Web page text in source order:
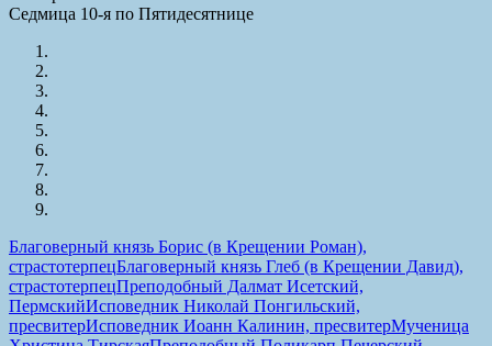
Седмица 10-я по Пятидесятнице
Благоверный князь Борис (в Крещении Роман),
страстотерпецБлаговерный князь Глеб (в Крещении Давид),
страстотерпецПреподобный Далмат Исетский,
ПермскийИсповедник Николай Понгильский,
пресвитерИсповедник Иоанн Калинин, пресвитерМученица